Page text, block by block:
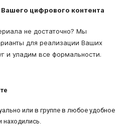
цифрового контента
не достаточно? Мы
для реализации Ваших
и уладим все формальности.
или в группе в любое удобное
находились.